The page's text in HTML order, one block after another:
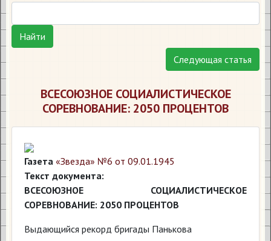
Найти
Следующая статья
​ВСЕСОЮЗНОЕ СОЦИАЛИСТИЧЕСКОЕ
СОРЕВНОВАНИЕ: 2050 ПРОЦЕНТОВ
Газета «Звезда» №6 от 09.01.1945
Текст документа:
ВСЕСОЮЗНОЕ СОЦИАЛИСТИЧЕСКОЕ
СОРЕВНОВАНИЕ: 2050 ПРОЦЕНТОВ
Выдающийся рекорд бригады Панькова